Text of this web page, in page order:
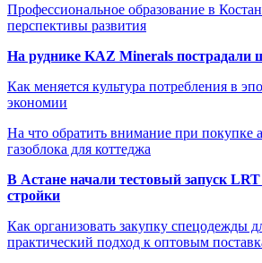
Профессиональное образование в
перспективы развития
На руднике KAZ Minerals пострадали
Как меняется культура потребления в
экономии
На что обратить внимание при покупке
газоблока для коттеджа
В Астане начали тестовый запуск
стройки
Как организовать закупку спецодежды
практический подход к оптовым